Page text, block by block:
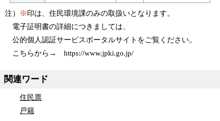
注） ※印は、住民環境課のみの取扱いとなります。
電子証明書の詳細につきましては、
公的個人認証サービスポータルサイトをご覧ください。
こちらから→ https://www.jpki.go.jp/
関連ワード
住民票
戸籍